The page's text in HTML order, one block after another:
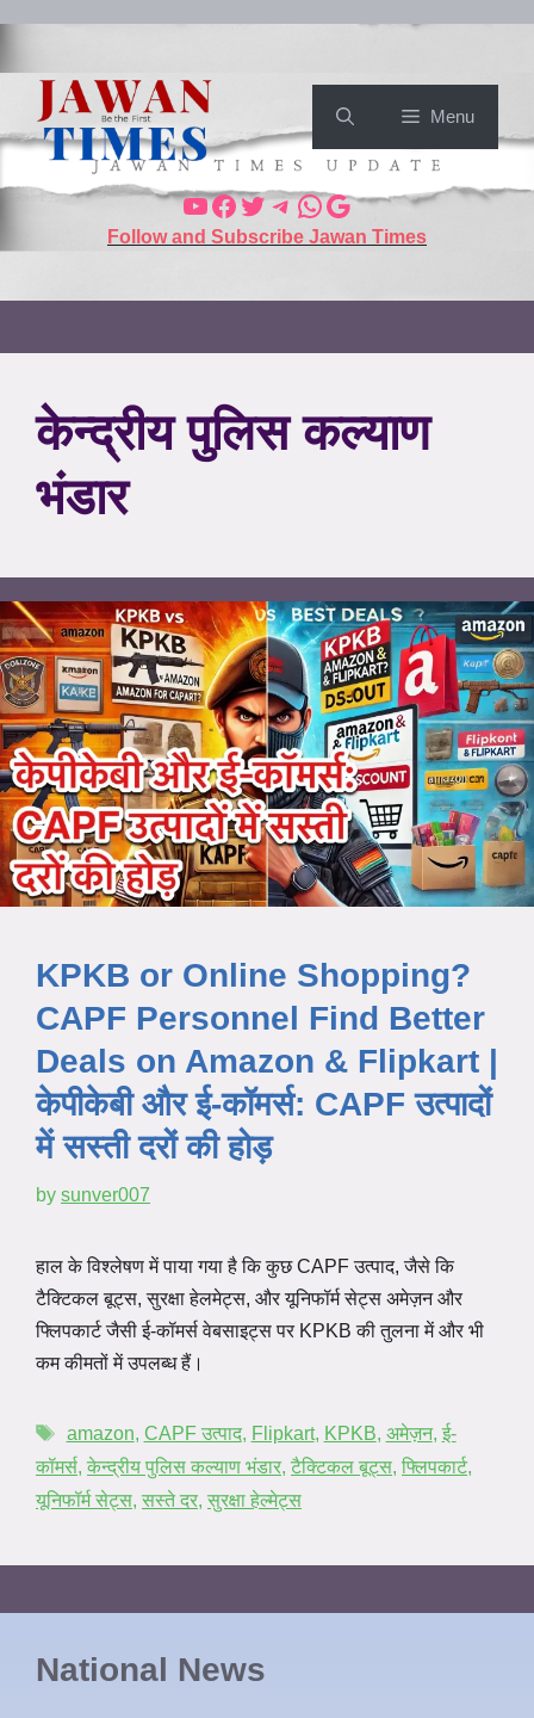
Menu
Follow and Subscribe Jawan Times
केन्द्रीय पुलिस कल्याण
भंडार
KPKB or Online Shopping?
CAPF Personnel Find Better
Deals on Amazon & Flipkart |
केपीकेबी और ई-कॉमर्स: CAPF उत्पादों
में सस्ती दरों की होड़
by sunver007
हाल के विश्लेषण में पाया गया है कि कुछ CAPF उत्पाद, जैसे कि
टैक्टिकल बूट्स, सुरक्षा हेलमेट्स, और यूनिफॉर्म सेट्स अमेज़न और
फ्लिपकार्ट जैसी ई-कॉमर्स वेबसाइट्स पर KPKB की तुलना में और भी
कम कीमतों में उपलब्ध हैं।
amazon, CAPF उत्पाद, Flipkart, KPKB, अमेज़न, ई-
कॉमर्स, केन्द्रीय पुलिस कल्याण भंडार, टैक्टिकल बूट्स, फ्लिपकार्ट,
यूनिफॉर्म सेट्स, सस्ते दर, सुरक्षा हेल्मेट्स
National News